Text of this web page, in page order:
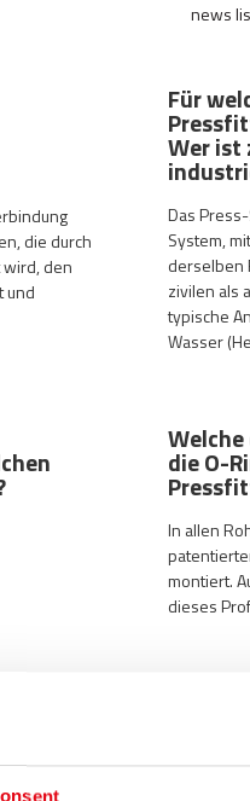
news
die durch
den
und
Für
Wer ist
Das
System,
derselben
zivilen als
typische
Wasser
die O-
In allen
montiert.
dieses
PN16 bei